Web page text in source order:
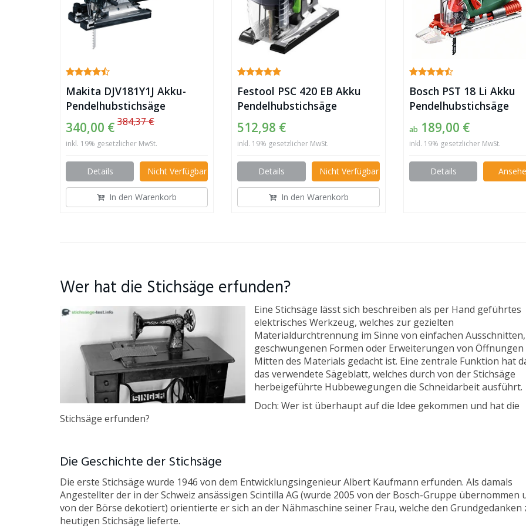
Makita DJV181Y1J Akku-
Pendelhubstichsäge
340,00 € 384,37 €
inkl. 19% gesetzlicher MwSt.
Details Nicht Verfügbar
In den Warenkorb
Festool PSC 420 EB Akku
Pendelhubstichsäge
512,98 €
inkl. 19% gesetzlicher MwSt.
Details Nicht Verfügbar
In den Warenkorb
Bosch PST 18 Li Akku
Pendelhubstichsäge
ab 189,00 €
inkl. 19% gesetzlicher MwSt.
Details
Wer hat die Stichsäge erfunden?
Eine Stichsäge lässt sich beschreiben als per Hand geführtes
elektrisches Werkzeug, welches zur gezielten
Materialdurchtrennung im Sinne von einfachen Ausschnitten,
geschwungenen Formen oder Erweiterungen von Öffnungen
Mitten des Materials gedacht ist. Eine zentrale Funktion hat
das verwendete Sägeblatt, welches durch von der Stichsäge
herbeigeführte Hubbewegungen die Schneidarbeit ausführt.
Doch: Wer ist überhaupt auf die Idee gekommen und hat die
Stichsäge erfunden?
Die Geschichte der Stichsäge
Die erste Stichsäge wurde 1946 von dem Entwicklungsingenieur Albert Kaufmann erfunden. Als damals
Angestellter der in der Schweiz ansässigen Scintilla AG (wurde 2005 von der Bosch-Gruppe übernommen
von der Börse dekotiert) orientierte er sich an der Nähmaschine seiner Frau, welche den Grundgedanken
heutigen Stichsäge lieferte.